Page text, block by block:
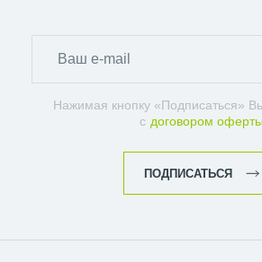
Нажимая кнопку «Подписаться»
с договором
ПОДПИСАТЬСЯ